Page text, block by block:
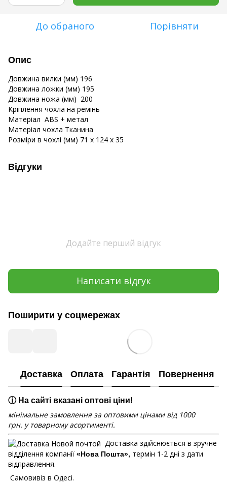
До обраного Порівняти
Опис
Довжина вилки (мм) 196
Довжина ложки (мм) 195
Довжина ножа (мм) 200
Кріплення чохла на ремінь
Матеріал ABS + метал
Матеріал чохла Тканина
Розміри в чохлі (мм) 71 х 124 х 35
Відгуки
Додайте перший відгук
Написати відгук
Поширити у соцмережах
Доставка Оплата Гарантія Повернення
ⓘ На сайті вказані оптові ціни!
мінімальне замовлення за оптовими цінами від 1000
грн. у товарному асортименті.
Доставка здійснюється в зручне
відділення компанії «Нова Пошта», термін 1-2 дні з дати
відправлення.
Самовивіз в Одесі.